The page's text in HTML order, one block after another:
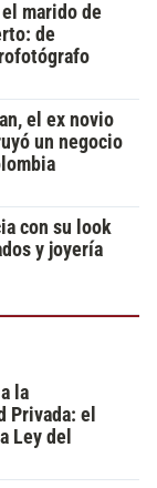
marido de
de
el ex novio
un negocio
con su look
y joyería
la
Privada: el
Ley del